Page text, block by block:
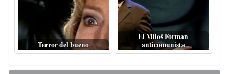
Terror del bueno
El Miloš Forman
anticomunista